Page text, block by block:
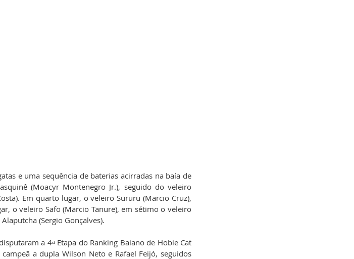
e uma sequência de baterias acirradas na baía de
(Moacyr Montenegro Jr.), seguido do veleiro
Em quarto lugar, o veleiro Sururu (Marcio Cruz),
o veleiro Safo (Marcio Tanure), em sétimo o veleiro
(Sergio Gonçalves).
a 4ᵃ Etapa do Ranking Baiano de Hobie Cat
a dupla Wilson Neto e Rafael Feijó, seguidos